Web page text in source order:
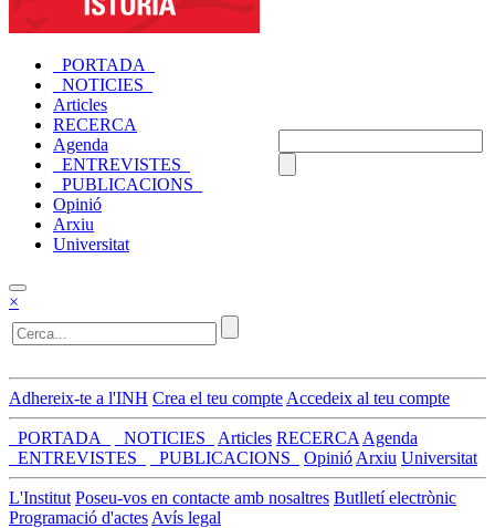
_PORTADA_
_NOTICIES_
Articles
RECERCA
Agenda
_ENTREVISTES_
_PUBLICACIONS_
Opinió
Arxiu
Universitat
×
Adhereix-te a l'INH Crea el teu compte Accedeix al teu compte
_PORTADA_ _NOTICIES_ Articles RECERCA Agenda
_ENTREVISTES_
_PUBLICACIONS_ Opinió Arxiu Universitat
L'Institut Poseu-vos en contacte amb nosaltres Butlletí electrònic
Programació d'actes Avís legal